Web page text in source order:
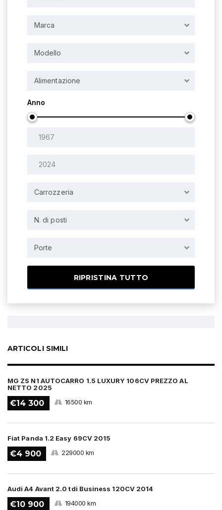
Marca
Modello
Alimentazione
Anno
Carrozzeria
N. di posti
Porte
RIPRISTINA TUTTO
ARTICOLI SIMILI
MG ZS N1 AUTOCARRO 1.5 LUXURY 106CV PREZZO AL
NETTO 2025
€14 300 16500 km
Fiat Panda 1.2 Easy 69CV 2015
€4 900 229000 km
Audi A4 Avant 2.0 tdi Business 120CV 2014
€10 900 194000 km